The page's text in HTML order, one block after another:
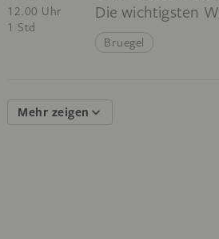
12.00 Uhr
1 Std
Die wichtigsten
Bruegel
Mehr zeigen